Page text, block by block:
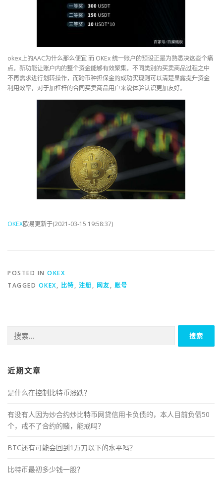
okex上的AAC为什么那么便宜 而 OKEx 统一账户的预设正是为熟悉决这些个痛
点，新功能让账户内的整个资金能够有效聚集，不同类别的买卖商品过程之中
不再需求进行划转操作，而跨币种担保金的成功实现则可以清楚显露提升资金
利用效率，对于加杠杆的合同买卖商品用户来说体验认识更加友好。
OKEX欧易更新于(2021-03-15 19:58:37)
POSTED IN OKEX
TAGGED OKEX, 比特, 注册, 网友, 账号
索：
近期文章
是什么在控制比特币涨跌？
有没有人因为炒合约炒比特币网贷信用卡负债的，本人目前负债50
个，戒不了合约的赌，能戒吗？
BTC还有可能会回到1万刀以下的水平吗？
比特币最初多少钱一股？